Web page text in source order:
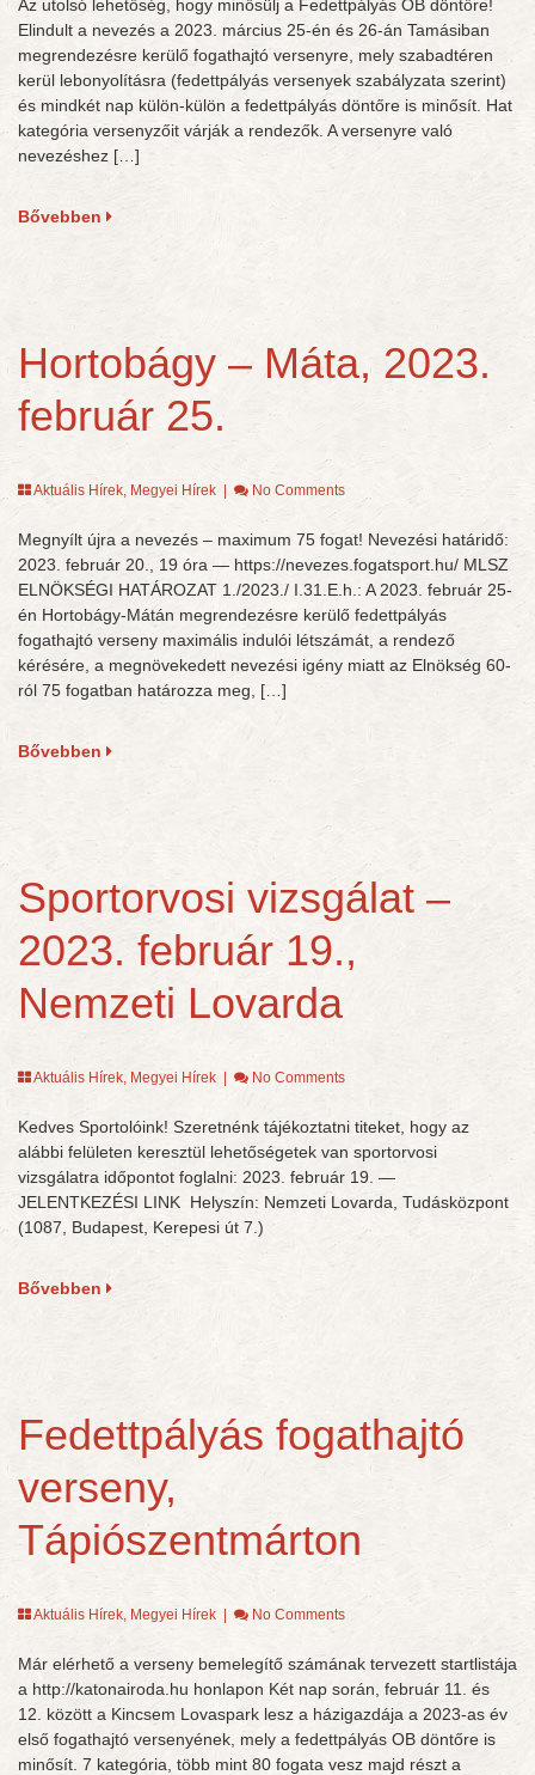
Az utolsó lehetőség, hogy minősülj a Fedettpályás OB döntőre!
Elindult a nevezés a 2023. március 25-én és 26-án Tamásiban
megrendezésre kerülő fogathajtó versenyre, mely szabadtéren
kerül lebonyolításra (fedettpályás versenyek szabályzata szerint)
és mindkét nap külön-külön a fedettpályás döntőre is minősít. Hat
kategória versenyzőit várják a rendezők. A versenyre való
nevezéshez […]
Bővebben
Hortobágy – Máta, 2023.
február 25.
Aktuális Hírek, Megyei Hírek No Comments
Megnyílt újra a nevezés – maximum 75 fogat! Nevezési határidő:
2023. február 20., 19 óra — https://nevezes.fogatsport.hu/ MLSZ
ELNÖKSÉGI HATÁROZAT 1./2023./ I.31.E.h.: A 2023. február 25-
én Hortobágy-Mátán megrendezésre kerülő fedettpályás
fogathajtó verseny maximális indulói létszámát, a rendező
kérésére, a megnövekedett nevezési igény miatt az Elnökség 60-
ról 75 fogatban határozza meg, […]
Bővebben
Sportorvosi vizsgálat –
2023. február 19.,
Nemzeti Lovarda
Aktuális Hírek, Megyei Hírek No Comments
Kedves Sportolóink! Szeretnénk tájékoztatni titeket, hogy az
alábbi felületen keresztül lehetőségetek van sportorvosi
vizsgálatra időpontot foglalni: 2023. február 19. —
JELENTKEZÉSI LINK Helyszín: Nemzeti Lovarda, Tudásközpont
(1087, Budapest, Kerepesi út 7.)
Bővebben
Fedettpályás fogathajtó
verseny,
Tápiószentmárton
Aktuális Hírek, Megyei Hírek No Comments
Már elérhető a verseny bemelegítő számának tervezett startlistája
a http://katonairoda.hu honlapon Két nap során, február 11. és
12. között a Kincsem Lovaspark lesz a házigazdája a 2023-as év
első fogathajtó versenyének, mely a fedettpályás OB döntőre is
minősít. 7 kategória, több mint 80 fogata vesz majd részt a